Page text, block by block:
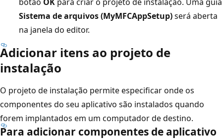
Sistema de arquivos (MyMFCAppSetup)será aberta
na janela do editor.
Adicionar itens ao projeto de
instalação
O projeto de instalação permite especificar onde os
componentes do seu aplicativo são instalados quando
forem implantados em um computador de destino.
Para adicionar componentes de aplicativo